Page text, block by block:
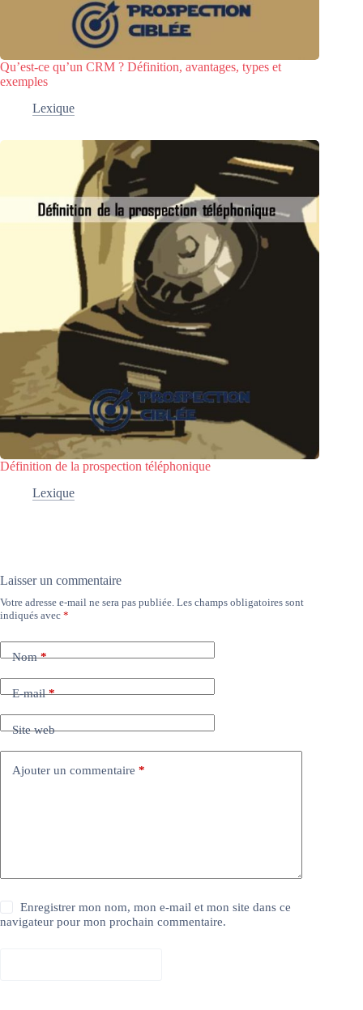
Qu’est-ce qu’un CRM ? Définition, avantages, types et
exemples
Lexique
Définition de la prospection téléphonique
Lexique
Laisser un commentaire
Votre adresse e-mail ne sera pas publiée. Les champs obligatoires sont
indiqués avec *
Nom*
E-mail*
Site web
Ajouter un commentaire *
Enregistrer mon nom, mon e-mail et mon site dans ce
navigateur pour mon prochain commentaire.